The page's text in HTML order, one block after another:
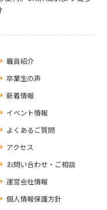
職員紹介
卒業生の声
新着情報
イベント情報
よくあるご質問
アクセス
お問い合わせ・ご相談
運営会社情報
個人情報保護方針